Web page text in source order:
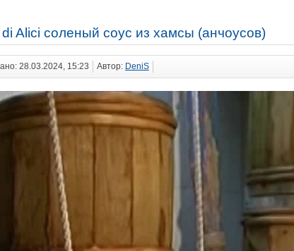
Alici соленый соус из хамсы (анчоусов)
28.03.2024, 15:23 Автор: DeniS